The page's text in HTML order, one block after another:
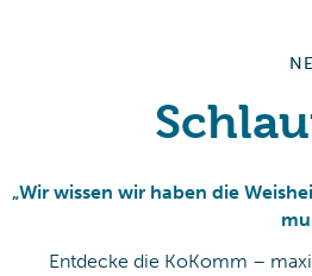
„Wir wissen wir haben die
Entdecke die KoKomm –